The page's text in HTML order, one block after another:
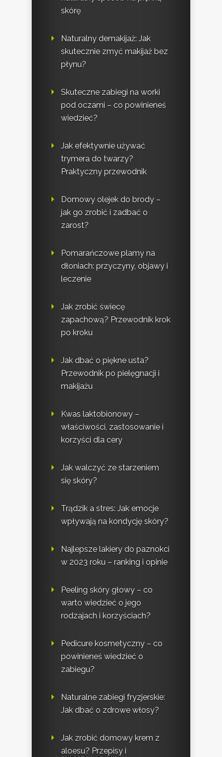
skórę
Naturalny demakijaż: Jak
skutecznie zmyć makijaż bez
płynu?
Skuteczne zabiegi na worki
pod oczami – co powinieneś
wiedzieć?
Jak efektywnie używać
trymera do twarzy?
Praktyczny przewodnik
Domowy olejek do brody –
jak go zrobić i zadbać o
zarost?
Pomarańczowe plamy na
dłoniach: przyczyny, objawy i
leczenie
Jak zrobić świecę
zapachową? Przewodnik krok
po kroku
Jak dbać o piękne usta?
Przewodnik po pielęgnacji i
makijażu
Kwas laktobionowy –
właściwości, zastosowanie i
korzyści dla cery
Jak walczyć ze starzeniem
się skóry?
Trądzik a stres: Jak emocje
wpływają na kondycję skóry?
Najlepsze lakiery do paznokci
w 2023 roku – ranking i opinie
Peeling skóry głowy – co
warto wiedzieć o jego
rodzajach i korzyściach?
Pedicure kosmetyczny – co
powinieneś wiedzieć o
zabiegu?
Naturalne zabiegi fryzjerskie:
Jak dbać o zdrowe włosy?
Jak zrobić domowy krem z
aloesu? Przepisy i